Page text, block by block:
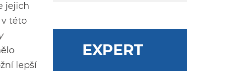
jejich
této
lepší
EXPERT